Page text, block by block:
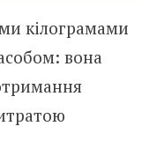
кілограмами
вона